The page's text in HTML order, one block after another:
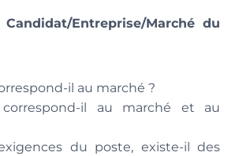
Entreprise/Marché du
il au marché ?
il au marché et au
du poste, existe-il des